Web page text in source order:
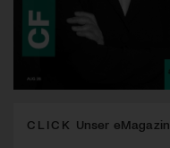
CLICK Unser eMagazin